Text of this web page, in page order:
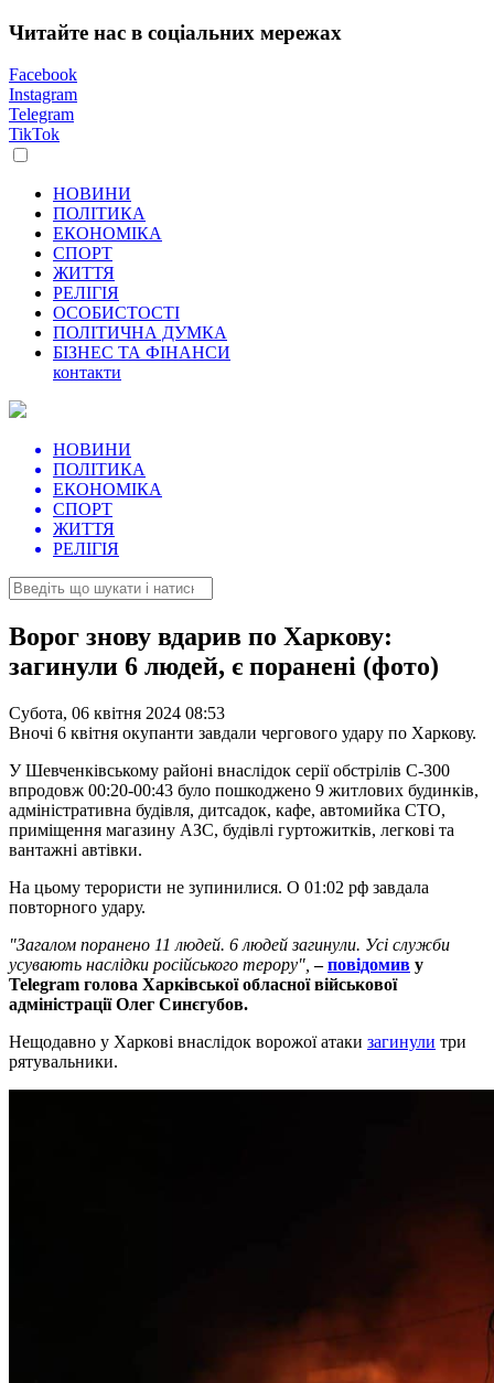
Читайте нас в соціальних мережах
Facebook
Instagram
Telegram
TikTok
НОВИНИ
ПОЛІТИКА
ЕКОНОМІКА
СПОРТ
ЖИТТЯ
РЕЛІГІЯ
ОСОБИСТОСТІ
ПОЛІТИЧНА ДУМКА
БІЗНЕС ТА ФІНАНСИ
контакти
НОВИНИ
ПОЛІТИКА
ЕКОНОМІКА
СПОРТ
ЖИТТЯ
РЕЛІГІЯ
Ворог знову вдарив по Харкову:
загинули 6 людей, є поранені (фото)
Субота, 06 квітня 2024 08:53
Вночі 6 квітня окупанти завдали чергового удару по Харкову.
У Шевченківському районі внаслідок серії обстрілів С-300
впродовж 00:20-00:43 було пошкоджено 9 житлових будинків,
адміністративна будівля, дитсадок, кафе, автомийка СТО,
приміщення магазину АЗС, будівлі гуртожитків, легкові та
вантажні автівки.
На цьому терористи не зупинилися. О 01:02 рф завдала
повторного удару.
"Загалом поранено 11 людей. 6 людей загинули. Усі служби
усувають наслідки російського терору", –повідомив у
Telegram голова Харківської обласної військової
адміністрації Олег Синєгубов.
Нещодавно у Харкові внаслідок ворожої атаки загинули три
рятувальники.